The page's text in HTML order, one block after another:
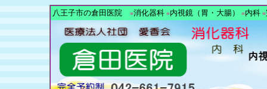
八王子市の倉田医院 ■消化器科 ■内視鏡（胃・大腸） ■内科 ■